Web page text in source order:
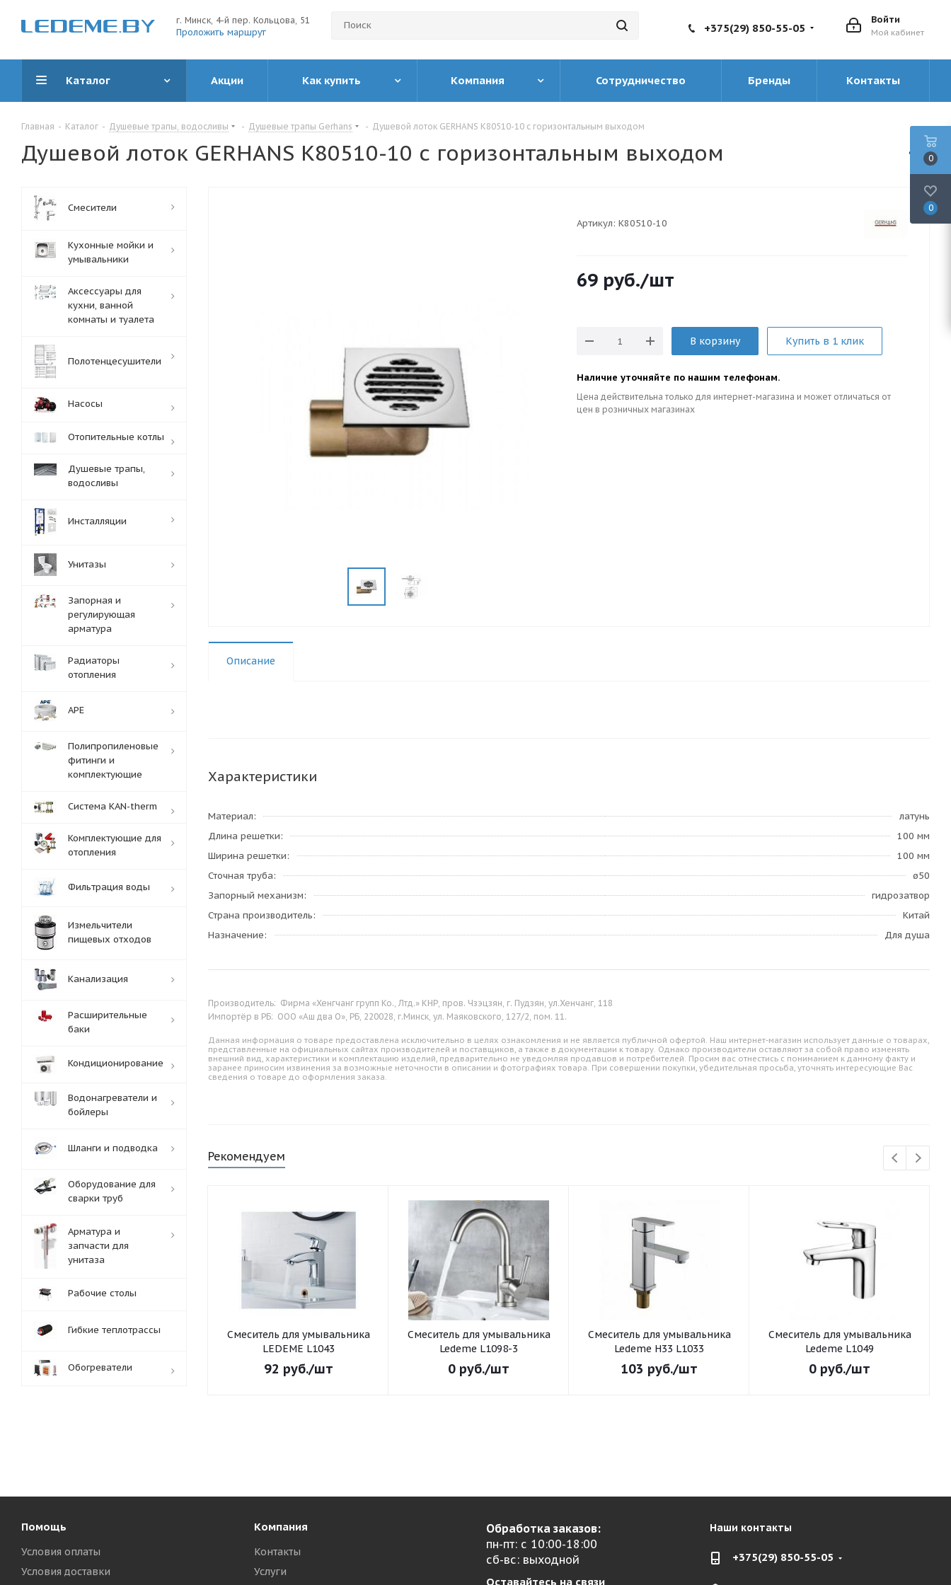
г. Минск, 4-й пер. Кольцова, 51
Проложить маршрут
Войти
Мой кабинет
+375(29) 850-55-05
Каталог Акции Как купить Компания Сотрудничество Бренды Контакты
Главная - Каталог - Душевые трапы, водосливы - Душевые трапы Gerhans - Душевой лоток GERHANS K80510-10 с горизонтальным выходом
Душевой лоток GERHANS K80510-10 с горизонтальным выходом
Артикул: K80510-10
69 руб./шт
В корзину Купить в 1 клик
Наличие уточняйте по нашим телефонам.
Цена действительна только для интернет-магазина и может отличаться от
цен в розничных магазинах
Описание
Характеристики
Материал
латунь
Длина решетки
100 мм
Ширина решетки
100 мм
Сточная труба
ø50
Запорный механизм
гидрозатвор
Страна производитель
Китай
Назначение
Для душа
Производитель: Фирма «Хенгчанг групп Ко., Лтд.» КНР, пров. Чзэцзян, г. Пудзян, ул.Хенчанг, 118
Импортёр в РБ: ООО «Аш два О», РБ, 220028, г.Минск, ул. Маяковского, 127/2, пом. 11.
Данная информация о товаре предоставлена исключительно в целях ознакомления и не является публичной офертой. Наш интернет-магазин использует данные о товарах,
представленные на официальных сайтах производителей и поставщиков, а также в документации к товару. Однако производители оставляют за собой право изменять
внешний вид, характеристики и комплектацию изделий, предварительно не уведомляя продавцов и потребителей. Просим вас отнестись с пониманием к данному факту и
заранее приносим извинения за возможные неточности в описании и фотографиях товара. При совершении покупки, убедительная просьба, уточнять интересующие Вас
сведения о товаре до оформления заказа.
Рекомендуем
Смеситель для умывальника
LEDEME L1043
92 руб./шт
Смеситель для умывальника
Ledeme L1098-3
0 руб./шт
Смеситель для умывальника
Ledeme H33 L1033
103 руб./шт
Смеситель для умывальника
Ledeme L1049
0 руб./шт
Смесители
Кухонные мойки и
умывальники
Аксессуары для
кухни, ванной
комнаты и туалета
Полотенцесушители
Насосы
Отопительные котлы
Душевые трапы,
водосливы
Инсталляции
Унитазы
Запорная и
регулирующая
арматура
Радиаторы
отопления
APE
Полипропиленовые
фитинги и
комплектующие
Система KAN-therm
Комплектующие для
отопления
Фильтрация воды
Измельчители
пищевых отходов
Канализация
Расширительные
баки
Кондиционирование
Водонагреватели и
бойлеры
Шланги и подводка
Оборудование для
сварки труб
Арматура и
запчасти для
унитаза
Рабочие столы
Гибкие теплотрассы
Обогреватели
Помощь
Условия оплаты
Условия доставки
Компания
Контакты
Услуги
Обработка заказов:
пн-пт: с 10:00-18:00
сб-вс: выходной
Оставайтесь на связи
Наши контакты
+375(29) 850-55-05
0
0